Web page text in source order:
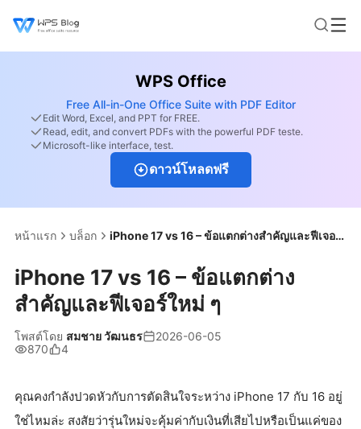
WPS Office
Free All-in-One Office Suite with PDF Editor
Edit Word, Excel, and PPT for FREE.
Read, edit, and convert PDFs with the powerful PDF teste.
Microsoft-like interface, test.
ดาวน์โหลดฟรี
หน้าแรก บล็อก iPhone 17 vs 16 – ข้อแตกต่างสำคัญและฟีเจอร์ใหม่ ๆ
iPhone 17 vs 16 – ข้อแตกต่าง
สำคัญและฟีเจอร์ใหม่ ๆ
โพสต์โดย สมชาย วัฒนธร
2026-06-05
870
4
คุณคงกำลังปวดหัวกับการตัดสินใจระหว่าง iPhone 17 กับ 16 อยู่
ใช่ไหมล่ะ สงสัยว่ารุ่นใหม่จะคุ้มค่ากับเงินที่เสียไปหรือเป็นแค่ของ